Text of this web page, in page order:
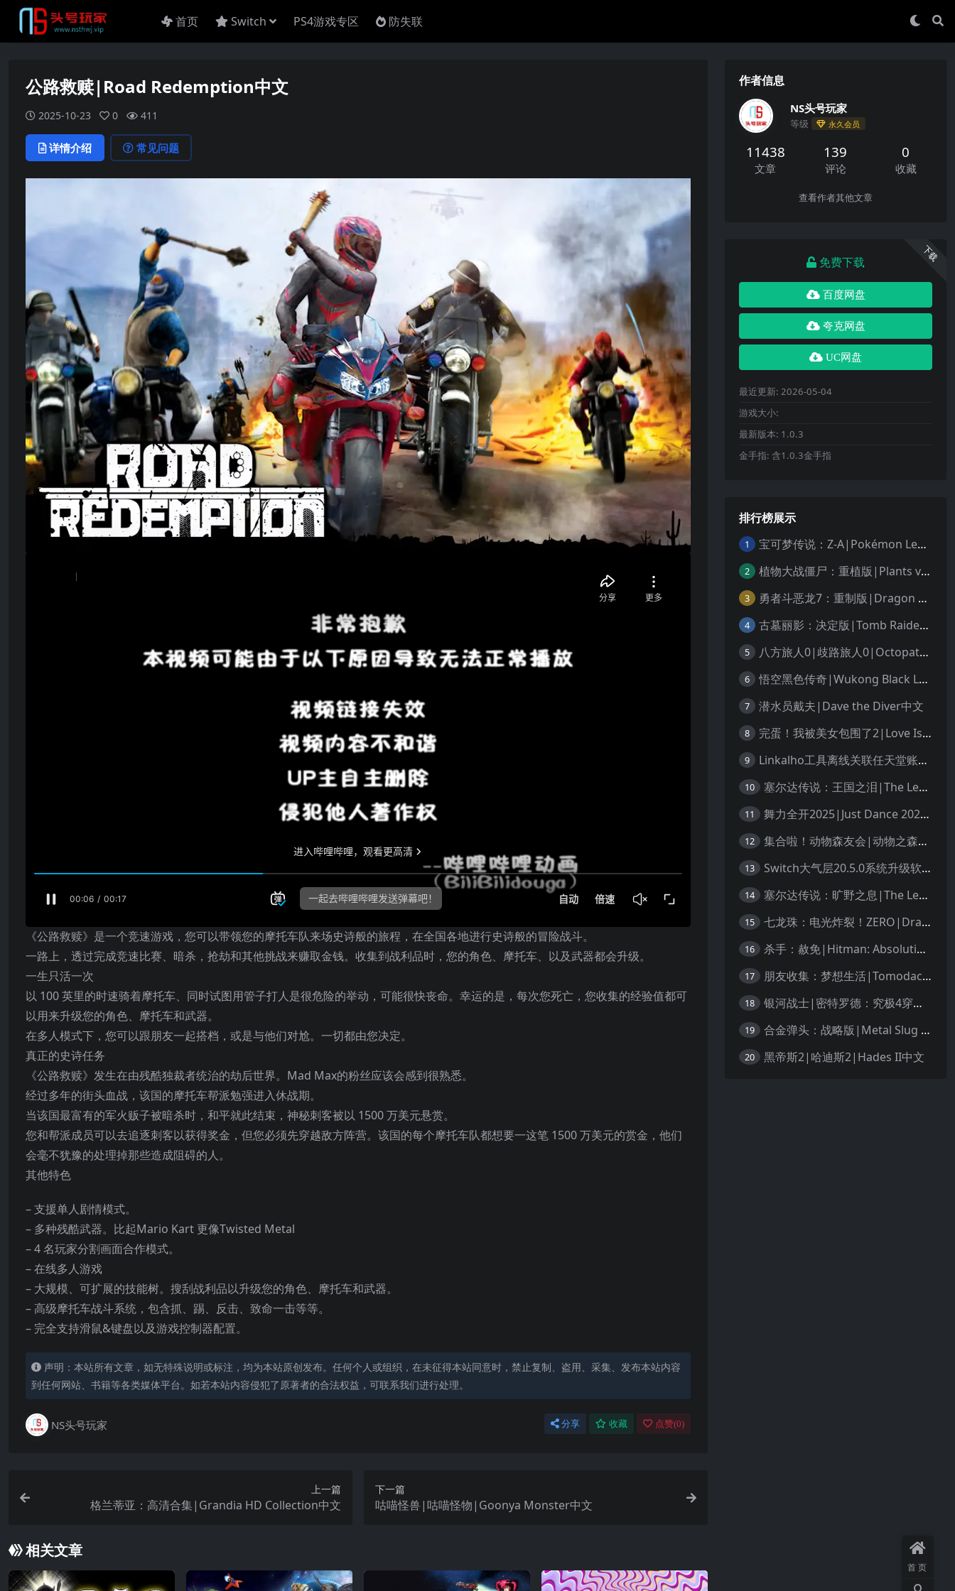
首页 Switch PS4游戏专区 防失联
公路救赎|Road Redemption中文
2025-10-23 0 411
详情介绍 常见问题
《公路救赎》是一个竞速游戏，您可以带领您的摩托车队来场史诗般的旅程，在全国各地进行史诗般的冒险战斗。
一路上，透过完成竞速比赛、暗杀，抢劫和其他挑战来赚取金钱。收集到战利品时，您的角色、摩托车、以及武器都会升级。
一生只活一次
以 100 英里的时速骑着摩托车、同时试图用管子打人是很危险的举动，可能很快丧命。幸运的是，每次您死亡，您收集的经验值都可
以用来升级您的角色、摩托车和武器。
在多人模式下，您可以跟朋友一起搭档，或是与他们对尬。一切都由您决定。
真正的史诗任务
《公路救赎》发生在由残酷独裁者统治的劫后世界。Mad Max的粉丝应该会感到很熟悉。
经过多年的街头血战，该国的摩托车帮派勉强进入休战期。
当该国最富有的军火贩子被暗杀时，和平就此结束，神秘刺客被以 1500 万美元悬赏。
您和帮派成员可以去追逐刺客以获得奖金，但您必须先穿越敌方阵营。该国的每个摩托车队都想要一这笔 1500 万美元的赏金，他们
会毫不犹豫的处理掉那些造成阻碍的人。
其他特色
– 支援单人剧情模式。
– 多种残酷武器。比起Mario Kart 更像Twisted Metal
– 4 名玩家分割画面合作模式。
– 在线多人游戏
– 大规模、可扩展的技能树。搜刮战利品以升级您的角色、摩托车和武器。
– 高级摩托车战斗系统，包含抓、踢、反击、致命一击等等。
– 完全支持滑鼠&键盘以及游戏控制器配置。
声明：本站所有文章，如无特殊说明或标注，均为本站原创发布。任何个人或组织，在未征得本站同意时，禁止复制、盗用、采集、发布本站内容
到任何网站、书籍等各类媒体平台。如若本站内容侵犯了原著者的合法权益，可联系我们进行处理。
NS头号玩家 分享 收藏 点赞(0)
上一篇
格兰蒂亚：高清合集|Grandia HD Collection中文
下一篇
咕喵怪兽|咕喵怪物|Goonya Monster中文
相关文章
作者信息
NS头号玩家
等级 永久会员
11438
文章
139
评论
0
收藏
查看作者其他文章
下载
免费下载
百度网盘
夸克网盘
UC网盘
最近更新: 2026-05-04
游戏大小:
最新版本: 1.0.3
金手指: 含1.0.3金手指
排行榜展示
1 宝可梦传说：Z-A|Pokémon Legends: Z-A中文
2 植物大战僵尸：重植版|Plants vs. Zombies: Replanted中文
3 勇者斗恶龙7：重制版|Dragon Quest VII Reimagined中文
4 古墓丽影：决定版|Tomb Raider: Definitive Edition中文
5 八方旅人0|歧路旅人0|Octopath Traveler 0中文
6 悟空黑色传奇|Wukong Black Legend
7 潜水员戴夫|Dave the Diver中文
8 完蛋！我被美女包围了2|Love Is All Around 2中文
9 Linkalho工具离线关联任天堂账户教程
10 塞尔达传说：王国之泪|The Legend of Zelda: Tears of the Kingdom中文
11 舞力全开2025|Just Dance 2025中文
12 集合啦！动物森友会|动物之森|Animal Crossing: New Horizons中文
13 Switch大气层20.5.0系统升级软硬破通用教程
14 塞尔达传说：旷野之息|The Legend of Zelda: Breath of the Wild中文
15 七龙珠：电光炸裂！ZERO|Dragon Ball: Sparking! Zero中文
16 杀手：赦免|Hitman: Absolution汉化
17 朋友收集：梦想生活|Tomodachi Life: Living the Dream中文
18 银河战士|密特罗德：究极4穿越未知|Metroid Prime 4: Beyond中文
19 合金弹头：战略版|Metal Slug Tactics中文
20 黑帝斯2|哈迪斯2|Hades II中文
首页